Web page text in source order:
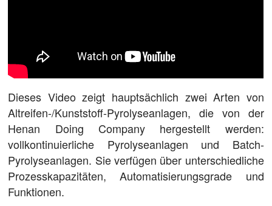
Dieses Video zeigt hauptsächlich zwei Arten von
Altreifen-/Kunststoff-Pyrolyseanlagen, die von der
Henan Doing Company hergestellt werden:
vollkontinuierliche Pyrolyseanlagen und Batch-
Pyrolyseanlagen. Sie verfügen über unterschiedliche
Prozesskapazitäten, Automatisierungsgrade und
Funktionen.